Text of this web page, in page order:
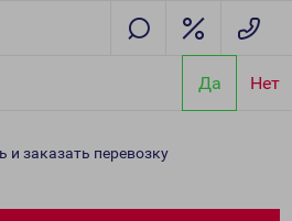
Да Нет
и заказать перевозку